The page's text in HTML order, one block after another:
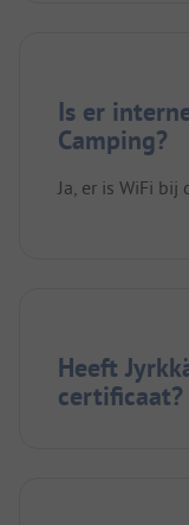
Is er
Camping?
Ja, er is WiFi bij
Heeft
certificaat?